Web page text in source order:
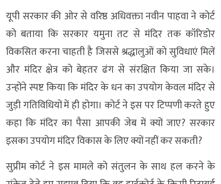
यूपी सरकार की ओर से वरिष्ठ अधिवक्ता नवीन पाहवा ने कोर्ट
को बताया कि सरकार यमुना तट से मंदिर तक कॉरिडोर
विकसित करना चाहती है जिससे श्रद्धालुओं को सुविधाएं मिलें
और मंदिर क्षेत्र को बेहतर ढंग से संरक्षित किया जा सके।
उन्होंने स्पष्ट किया कि मंदिर के धन का उपयोग केवल मंदिर से
जुड़ी गतिविधियों में ही होगा। कोर्ट ने इस पर टिप्पणी करते हुए
कहा कि मंदिर का पैसा आपकी जेब में क्यों जाए? सरकार
इसका उपयोग मंदिर विकास के लिए क्यों नहीं कर सकती?
सुप्रीम कोर्ट ने इस मामले को संतुलन के साथ हल करने के